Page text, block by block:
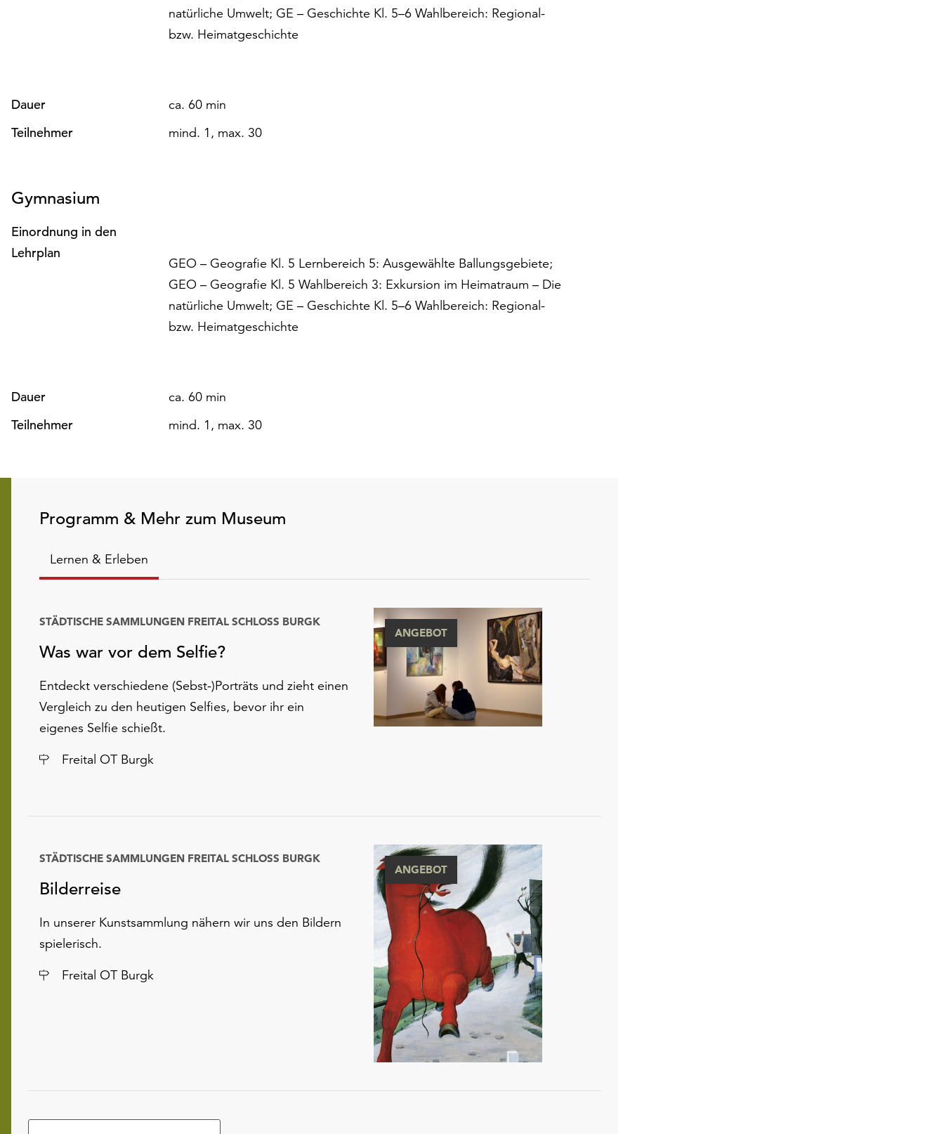
natürliche Umwelt; GE – Geschichte Kl. 5–6 Wahlbereich: Regional-
bzw. Heimatgeschichte
Dauer
ca. 60 min
Teilnehmer
mind. 1, max. 30
Gymnasium
Einordnung in den
Lehrplan
GEO – Geografie Kl. 5 Lernbereich 5: Ausgewählte Ballungsgebiete;
GEO – Geografie Kl. 5 Wahlbereich 3: Exkursion im Heimatraum – Die
natürliche Umwelt; GE – Geschichte Kl. 5–6 Wahlbereich: Regional-
bzw. Heimatgeschichte
Dauer
ca. 60 min
Teilnehmer
mind. 1, max. 30
Programm & Mehr zum Museum
Lernen & Erleben
Was war vor dem Selfie?
STÄDTISCHE SAMMLUNGEN FREITAL SCHLOSS BURGK
Entdeckt verschiedene (Sebst-)Porträts und zieht einen
Vergleich zu den heutigen Selfies, bevor ihr ein
eigenes Selfie schießt.
Ort
Freital OT Burgk
ANGEBOT
Bilderreise
STÄDTISCHE SAMMLUNGEN FREITAL SCHLOSS BURGK
In unserer Kunstsammlung nähern wir uns den Bildern
spielerisch.
Ort
Freital OT Burgk
ANGEBOT